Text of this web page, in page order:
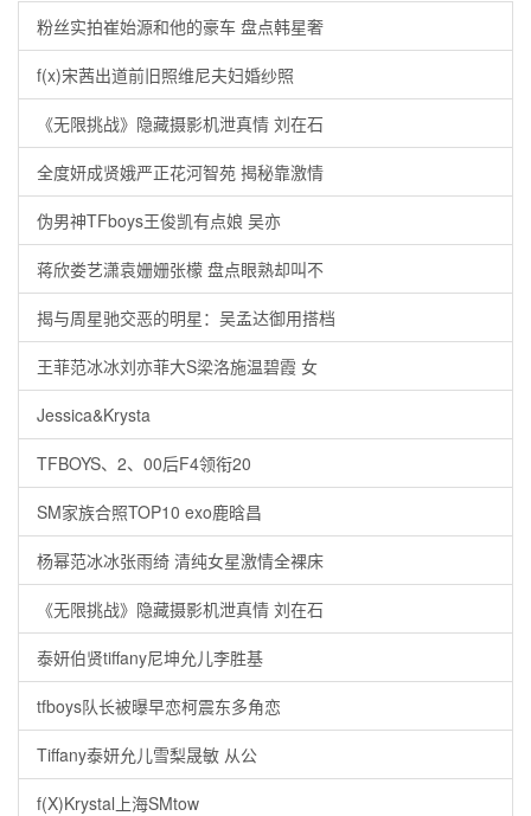
粉丝实拍崔始源和他的豪车 盘点韩星奢
f(x)宋茜出道前旧照维尼夫妇婚纱照
《无限挑战》隐藏摄影机泄真情 刘在石
全度妍成贤娥严正花河智苑 揭秘靠激情
伪男神TFboys王俊凯有点娘 吴亦
蒋欣娄艺潇袁姗姗张檬 盘点眼熟却叫不
揭与周星驰交恶的明星：吴孟达御用搭档
王菲范冰冰刘亦菲大S梁洛施温碧霞 女
Jessica&Krysta
TFBOYS、2、00后F4领衔20
SM家族合照TOP10 exo鹿晗昌
杨幂范冰冰张雨绮 清纯女星激情全裸床
《无限挑战》隐藏摄影机泄真情 刘在石
泰妍伯贤tiffany尼坤允儿李胜基
tfboys队长被曝早恋柯震东多角恋
Tiffany泰妍允儿雪梨晟敏 从公
f(X)Krystal上海SMtow